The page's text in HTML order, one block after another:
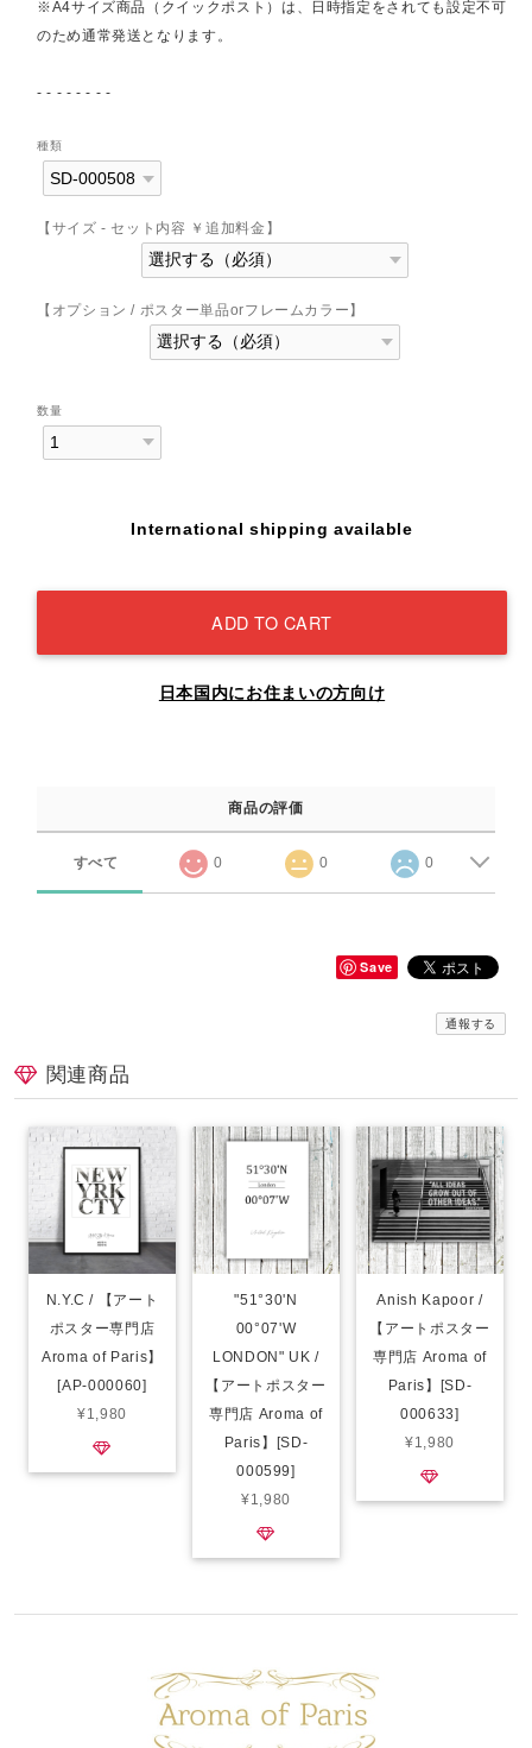
※A4サイズ商品（クイックポスト）は、日時指定をされても設定不可
のため通常発送となります。
- - - - - - - -
種類
【サイズ - セット内容 ￥追加料金】
【オプション / ポスター単品orフレームカラー】
数量
International shipping available
ADD TO CART
日本国内にお住まいの方向け
商品の評価
すべて 0 0 0
Save
通報する
関連商品
N.Y.C / 【アート
ポスター専門店
Aroma of Paris】
[AP-000060]
¥1,980
"51°30'N
00°07'W
LONDON" UK /
【アートポスター
専門店 Aroma of
Paris】[SD-
000599]
¥1,980
Anish Kapoor /
【アートポスター
専門店 Aroma of
Paris】[SD-
000633]
¥1,980